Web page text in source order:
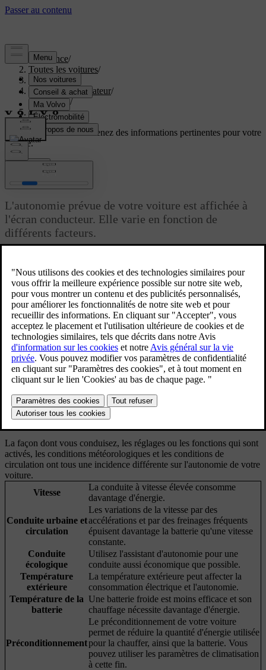
Assistance/
Toutes les voitures/
EX60 2027/
Manuel de l'utilisateur/
Conduite/
Autonomie
Soutien personnaliséObtenez des informations pertinentes pour votre
voiture.
Connexion
Autonomie
L'autonomie prévue de votre voiture est affichée à
l'écran conducteur. Elle varie en fonction de
différents facteurs.
Votre autonomie est principalement liée au niveau de la batterie de
votre voiture et à votre conduite, mais des facteurs extérieurs
peuvent également intervenir. Le niveau de la batterie et l'autonomie
prévue sont affichés à l'écran conducteur. L'autonomie prévue est
calculée en fonction de la façon dont vous conduisez actuellement et
dont vous avez conduit par le passé.
Facteurs affectant l'autonomie de votre voiture
La façon dont vous conduisez, les réglages ou les fonctions qui sont
activés, les conditions météorologiques et les conditions de
circulation ont tous une incidence différente sur l'autonomie de votre
voiture.
Vitesse
La conduite à vitesse élevée consomme
davantage d'énergie.
Conduite urbaine et
circulation
Les variations de la vitesse par des
accélérations et par des freinages fréquents
épuisent davantage la batterie qu'une vitesse
constante.
Conduite
écologique
Utilisez l'assistant d'autonomie pour une
conduite aussi économique que possible.
Température
extérieure
La température extérieure peut affecter la
consommation électrique et l'autonomie.
Température de la
batterie
Une batterie froide est moins efficace et son
chauffage nécessite davantage d'énergie.
Préconditionnement
Le préconditionnement de votre voiture
permet de réduire la quantité d'énergie utilisée
pour la chauffer, ainsi que la batterie. Vous
pouvez utiliser les paramètres de climatisation
à cette fin.